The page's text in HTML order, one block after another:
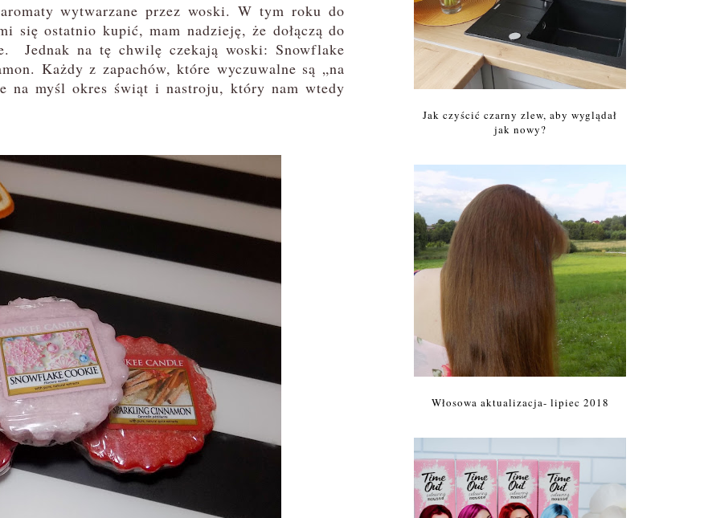
wytwarzane przez woski. W tym roku do
się ostatnio kupić, mam nadzieję, że dołączą do
Jednak na tę chwilę czekają woski: Snowflake
Każdy z zapachów, które wyczuwalne są „na
na myśl okres świąt i nastroju, który nam wtedy
Jak czyścić czarny zlew, aby wyglądał
jak nowy?
Włosowa aktualizacja- lipiec 2018